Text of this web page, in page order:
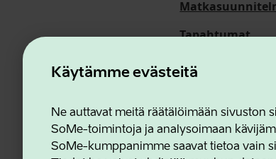
Käytämme evästeitä
Ne auttavat meitä räätälöimään sivuston
SoMe-toimintoja ja analysoimaan
SoMe-kumppanimme saavat tietoa vain
Tapahtumat
Meistä
Estonian